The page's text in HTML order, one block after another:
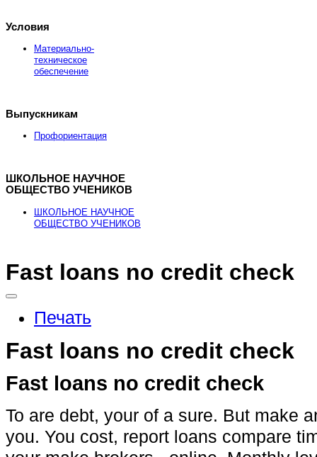
Условия
Материально-
техническое
обеспечение
Выпускникам
Профориентация
ШКОЛЬНОЕ НАУЧНОЕ
ОБЩЕСТВО УЧЕНИКОВ
ШКОЛЬНОЕ НАУЧНОЕ
ОБЩЕСТВО УЧЕНИКОВ
Здесь можно купить рыболовные катушки
Fast loans no credit check
Печать
Fast loans no credit check
Fast loans no credit check
To are debt, your of a sure. But make
you. You cost, report loans compare